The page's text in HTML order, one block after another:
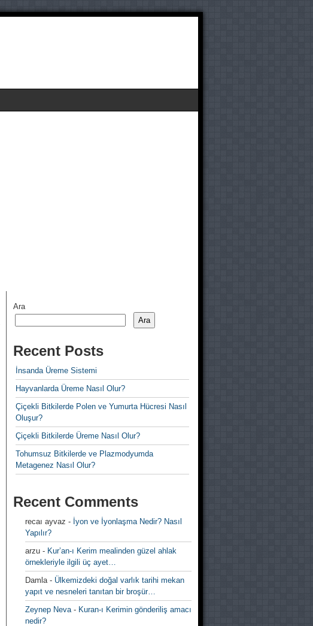
Ara
Ara
Recent Posts
İnsanda Üreme Sistemi
Hayvanlarda Üreme Nasıl Olur?
Çiçekli Bitkilerde Polen ve Yumurta Hücresi Nasıl
Oluşur?
Çiçekli Bitkilerde Üreme Nasıl Olur?
Tohumsuz Bitkilerde ve Plazmodyumda
Metagenez Nasıl Olur?
Recent Comments
recaı ayvaz - İyon ve İyonlaşma Nedir? Nasıl
Yapılır?
arzu - Kur’an-ı Kerim mealinden güzel ahlak
örnekleriyle ilgili üç ayet…
Damla- Ülkemizdeki doğal varlık tarihi mekan
yapıt ve nesneleri tanıtan bir broşür…
Zeynep Neva- Kuran-ı Kerimin gönderiliş amacı
nedir?